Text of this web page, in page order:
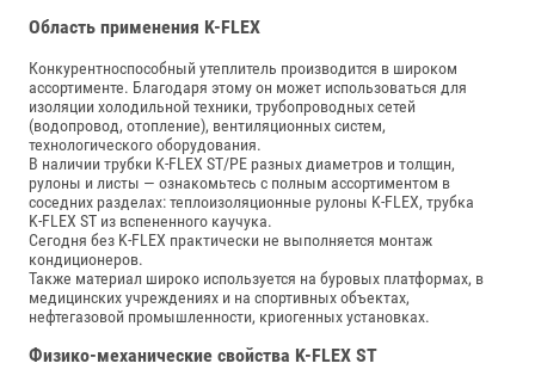
Область применения K-FLEX
Конкурентноспособный утеплитель производится в широком
ассортименте. Благодаря этому он может использоваться для
изоляции холодильной техники, трубопроводных сетей
(водопровод, отопление), вентиляционных систем,
технологического оборудования.
В наличии трубки K‑FLEX ST/PE разных диаметров и толщин,
рулоны и листы — ознакомьтесь с полным ассортиментом в
соседних разделах:теплоизоляционные рулоны K‑FLEX, трубка
K‑FLEX ST из вспененного каучука.
Сегодня без K-FLEX практически не выполняется монтаж
кондиционеров.
Также материал широко используется на буровых платформах, в
медицинских учреждениях и на спортивных объектах,
нефтегазовой промышленности, криогенных установках.
Физико-механические свойства K-FLEX ST